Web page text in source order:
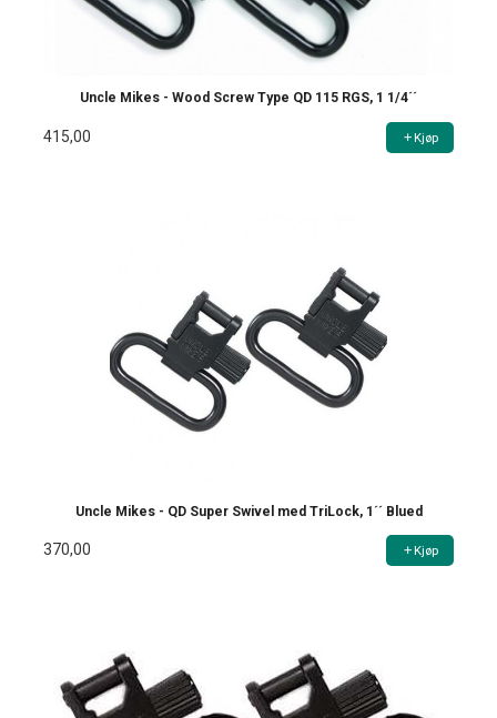
Uncle Mikes - Wood Screw Type QD 115 RGS, 1 1/4´´
415,00 Kjøp
Uncle Mikes - QD Super Swivel med TriLock, 1´´ Blued
370,00 Kjøp